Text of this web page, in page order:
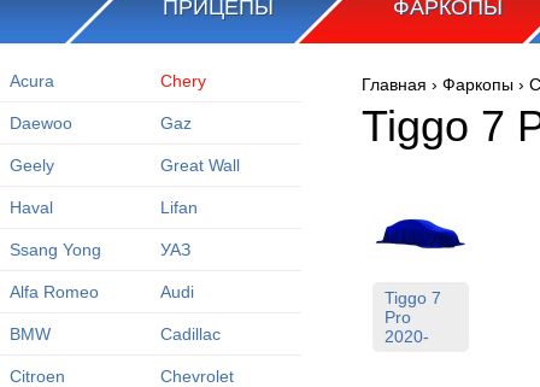
ПРИЦЕПЫ ФАРКОПЫ
Acura Chery
Daewoo Gaz
Geely Great Wall
Haval Lifan
Ssang Yong УАЗ
Alfa Romeo Audi
BMW Cadillac
Citroen Chevrolet
Вы здесь
Главная › Фаркопы ›
Tiggo 7
Tiggo 7
Pro
2020-